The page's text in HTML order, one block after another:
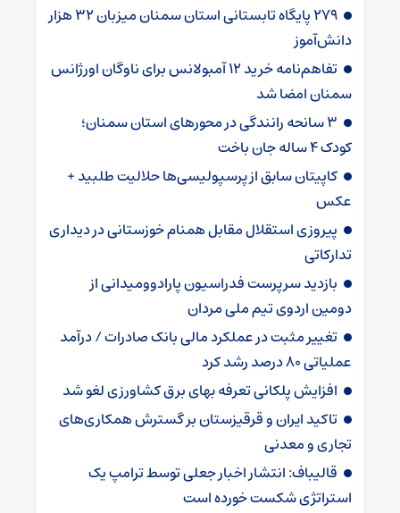
۲۷۹ پایگاه تابستانی استان سمنان میزبان ۳۲ هزار
دانش‌آموز
تفاهم‌نامه خرید ۱۲ آمبولانس برای ناوگان اورژانس
سمنان امضا شد
۳ سانحه رانندگی در محورهای استان سمنان؛
کودک ۴ ساله جان باخت
کاپیتان سابق از پرسپولیسی‌ها حلالیت طلبید +
عکس
پیروزی استقلال مقابل همنام خوزستانی در دیداری
تدارکاتی
بازدید سرپرست فدراسیون پارادوومیدانی از
دومین اردوی تیم ملی مردان
تغییر مثبت در عملکرد مالی بانک صادرات / درآمد
عملیاتی ۸۰ درصد رشد کرد
افزایش پلکانی تعرفه بهای برق کشاورزی لغو شد
تاکید ایران و قرقیزستان بر گسترش همکاری‌های
تجاری و معدنی
قالیباف: انتشار اخبار جعلی توسط ترامپ یک
استراتژی شکست خورده است